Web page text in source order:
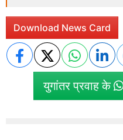
Download News Card
युगांतर प्रवाह के